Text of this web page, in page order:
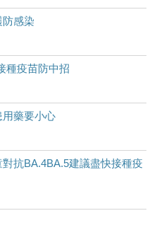
感染
種疫苗防中招
藥要小心
抗BA.4BA.5建議盡快接種疫